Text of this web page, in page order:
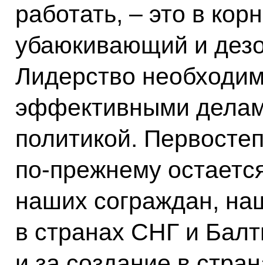
работать, – это в
убаюкивающий и
Лидерство
эффективными
политикой.
по‑прежнему
наших сограждан,
в странах СНГ и